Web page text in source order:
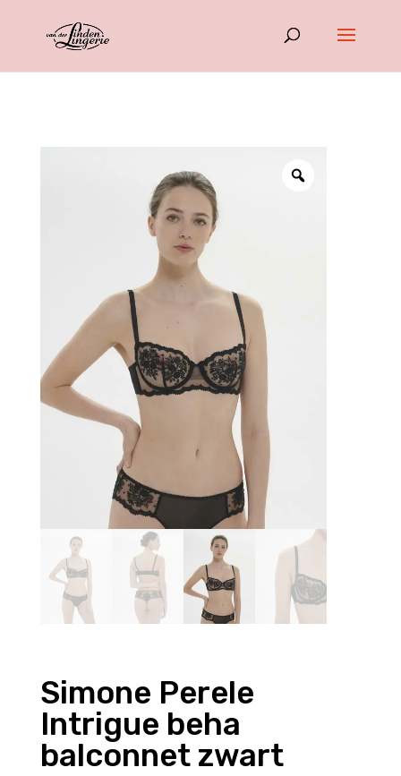
Simone Perele
Intrigue beha
balconnet zwart